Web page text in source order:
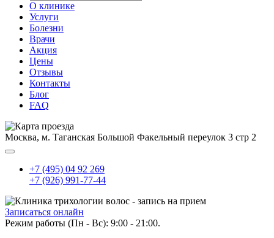
О клинике
Услуги
Болезни
Врачи
Акция
Цены
Отзывы
Контакты
Блог
FAQ
Москва, м. Таганская Большой Факельный переулок 3 стр 2
+7 (495) 04 92 269
+7 (926) 991-77-44
Записаться онлайн
Режим работы (Пн - Вс): 9:00 - 21:00.